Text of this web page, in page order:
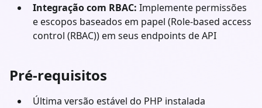
Integração com RBAC: Implemente permissões
e escopos baseados em papel (Role-based access
control (RBAC)) em seus endpoints de API
Pré-requisitos
Última versão estável do PHP instalada